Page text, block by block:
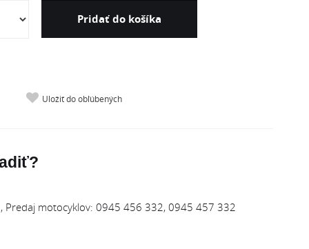
Pridať do košíka
Uložiť do obľúbených
motocyklov: 0945 456 332, 0945 457 332